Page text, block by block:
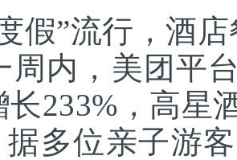
”流行，酒店
周内，美团平
长233%，高星
据多位亲子游